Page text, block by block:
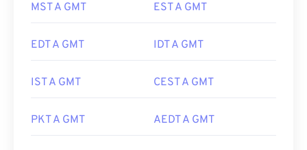
MST A GMT EST A GMT
EDT A GMT IDT A GMT
IST A GMT CEST A GMT
PKT A GMT AEDT A GMT